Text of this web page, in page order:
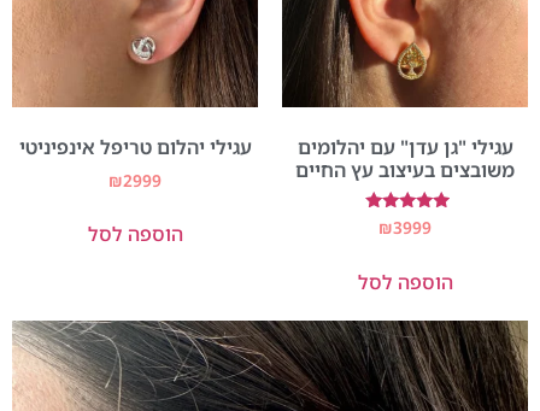
עגילי "גן עדן" עם יהלומים
משובצים בעיצוב עץ החיים
דורג
5.00
₪3999
הוספה לסל
עגילי יהלום טריפל אינפיניטי
₪2999
הוספה לסל